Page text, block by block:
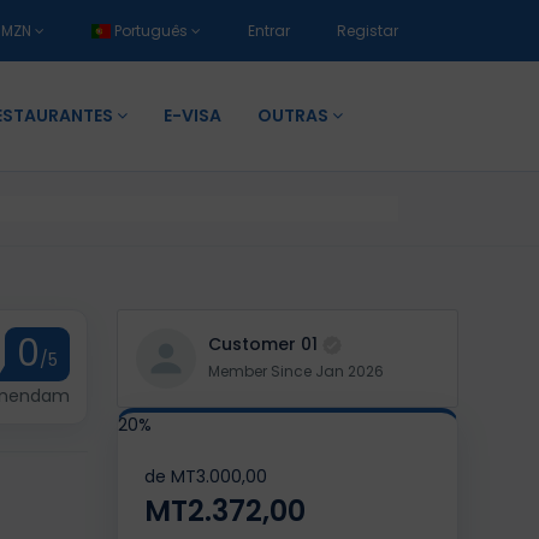
MZN Português Entrar Registar
E-VISA OUTRAS
0/5
Customer 01
Member Since Jan 2026
20%
de MT3.000,00
MT2.372,00